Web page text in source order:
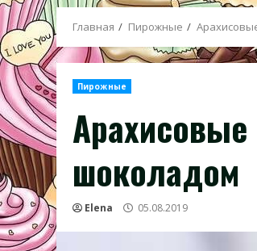
Главная Пирожные
Пирожные
шоколадом
Elena 05.08.2019